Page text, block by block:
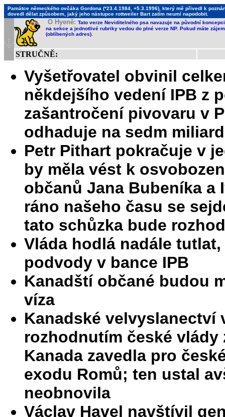
Památce německého ovčáka Gordona (*23.4.1984, +5.3.1996), který mě přivedl k
dovedl dělat způsobem, jaký jeho nástupce rottweiler Bart zatím neumí napodobit.
O Hyeně: Tato verze Neviditelného psa navazuje na původní
na sekce a jednotlivé rubriky vedou do plné verze NP. Pokud máte
(oblíbených adres).
STRUČNĚ:
Vyšetřovatel obvinil
někdejšího vedení IPB z
zašantročení pivovaru v
odhaduje na sedm
Petr Pithart pokračuje v
by měla vést k
občanů Jana Bubeníka a
ráno našeho času se
tato schůzka bude
Vláda hodlá nadále
podvody v bance IPB
Kanadští občané budou
víza
Kanadské
rozhodnutím české
Kanada zavedla pro
exodu Romů; ten ustal
neobnovila
Václav Havel navštívil